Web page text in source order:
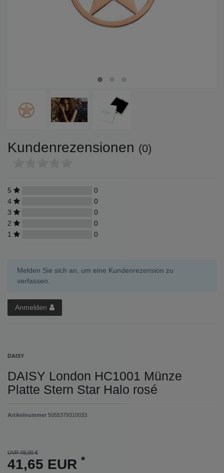
Kundenrezensionen (0)
5
0
4
0
3
0
2
0
1
0
Melden Sie sich an, um eine Kundenrezension zu
verfassen.
Anmelden
DAISY
DAISY London HC1001 Münze
Platte Stern Star Halo rosé
Artikelnummer 5055379310033
UVP 49,00 €
41,65 EUR *